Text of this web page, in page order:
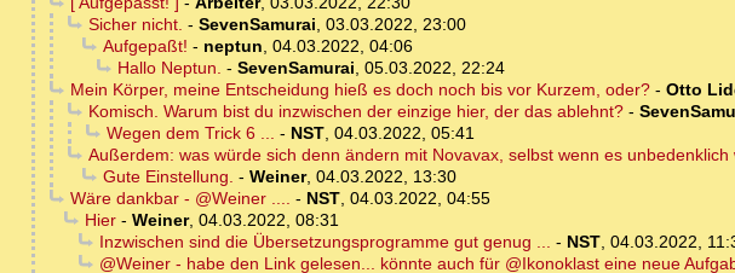
Sicher nicht. - SevenSamurai, 03.03.2022, 23:00
Aufgepaßt! - neptun, 04.03.2022, 04:06
Hallo Neptun. - SevenSamurai, 05.03.2022, 22:24
Mein Körper, meine Entscheidung hieß es doch noch bis vor Kurzem, oder?- Otto
Komisch. Warum bist du inzwischen der einzige hier, der das ablehnt?-
Wegen dem Trick 6 ... - NST, 04.03.2022, 05:41
Außerdem: was würde sich denn ändern mit Novavax, selbst wenn es unbedenklich
Gute Einstellung. - Weiner, 04.03.2022, 13:30
Wäre dankbar - @Weiner .... - NST, 04.03.2022, 04:55
Hier- Weiner, 04.03.2022, 08:31
Inzwischen sind die Übersetzungsprogramme gut genug ... - NST, 04.03.2022,
@Weiner - habe den Link gelesen... könnte auch für @Ikonoklast eine neue